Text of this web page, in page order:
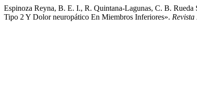
Espinoza Reyna, B. E. I., R. Quintana-Lagunas, C. B.
Tipo 2 Y Dolor neuropático En Miembros Inferiores».